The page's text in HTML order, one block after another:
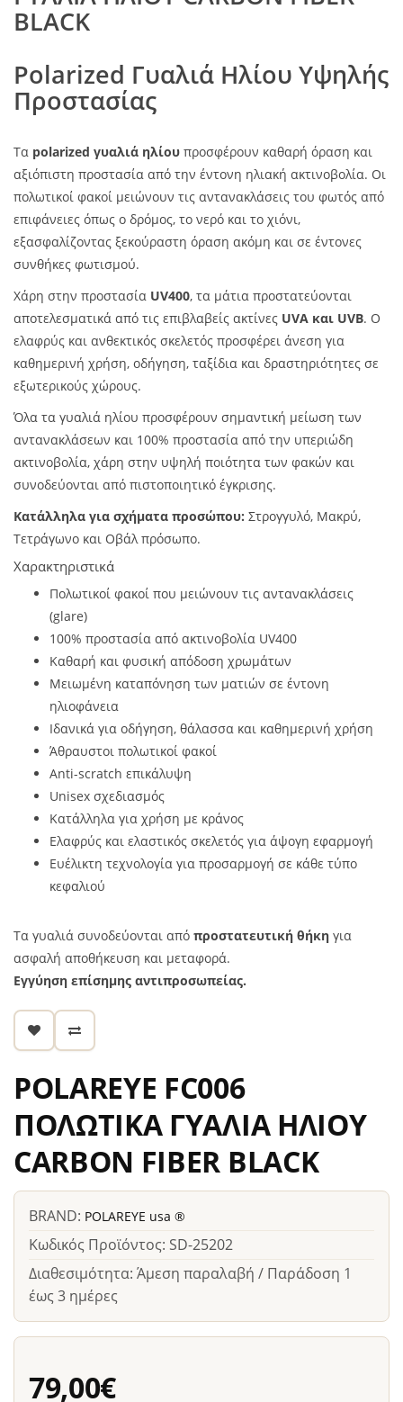
BLACK
Polarized Γυαλιά Ηλίου Υψηλής
Προστασίας
Τα polarized γυαλιά ηλίου προσφέρουν καθαρή όραση και
αξιόπιστη προστασία από την έντονη ηλιακή ακτινοβολία. Οι
πολωτικοί φακοί μειώνουν τις αντανακλάσεις του φωτός από
επιφάνειες όπως ο δρόμος, το νερό και το χιόνι,
εξασφαλίζοντας ξεκούραστη όραση ακόμη και σε έντονες
συνθήκες φωτισμού.
Χάρη στην προστασία UV400, τα μάτια προστατεύονται
αποτελεσματικά από τις επιβλαβείς ακτίνες UVA και UVB. Ο
ελαφρύς και ανθεκτικός σκελετός προσφέρει άνεση για
καθημερινή χρήση, οδήγηση, ταξίδια και δραστηριότητες σε
εξωτερικούς χώρους.
Όλα τα γυαλιά ηλίου προσφέρουν σημαντική μείωση των
αντανακλάσεων και 100% προστασία από την υπεριώδη
ακτινοβολία, χάρη στην υψηλή ποιότητα των φακών και
συνοδεύονται από πιστοποιητικό έγκρισης.
Κατάλληλα για σχήματα προσώπου: Στρογγυλό, Μακρύ,
Τετράγωνο και Οβάλ πρόσωπο.
Χαρακτηριστικά
Πολωτικοί φακοί που μειώνουν τις αντανακλάσεις
(glare)
100% προστασία από ακτινοβολία UV400
Καθαρή και φυσική απόδοση χρωμάτων
Μειωμένη καταπόνηση των ματιών σε έντονη
ηλιοφάνεια
Ιδανικά για οδήγηση, θάλασσα και καθημερινή χρήση
Άθραυστοι πολωτικοί φακοί
Anti-scratch επικάλυψη
Unisex σχεδιασμός
Κατάλληλα για χρήση με κράνος
Ελαφρύς και ελαστικός σκελετός για άψογη εφαρμογή
Ευέλικτη τεχνολογία για προσαρμογή σε κάθε τύπο
κεφαλιού
Τα γυαλιά συνοδεύονται από προστατευτική θήκη για
ασφαλή αποθήκευση και μεταφορά.
Εγγύηση επίσημης αντιπροσωπείας.
POLAREYE FC006
ΠΟΛΩΤΙΚΑ ΓΥΑΛΙΑ ΗΛΙΟΥ
CARBON FIBER BLACK
BRAND: POLAREYE usa ®
Κωδικός Προϊόντος: SD-25202
Διαθεσιμότητα: Άμεση παραλαβή / Παράδοση 1
έως 3 ημέρες
79,00€